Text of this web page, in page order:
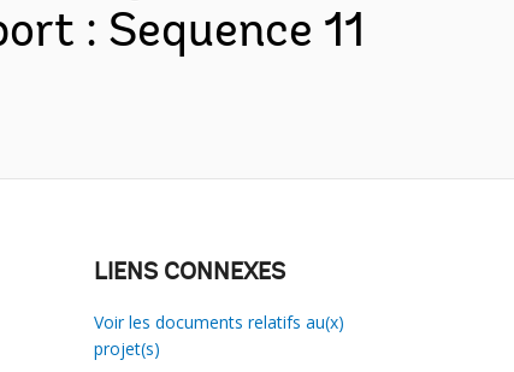
: Sequence 11
LIENS CONNEXES
Voir les documents relatifs au(x)
projet(s)